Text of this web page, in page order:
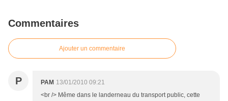
Commentaires
Ajouter un commentaire
P PAM 13/01/2010 09:21
<br /> Même dans le landerneau du transport public, cette